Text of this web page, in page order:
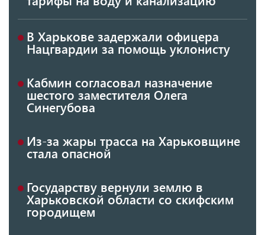
В Харькове задержали офицера
Нацгвардии за помощь уклонисту
Кабмин согласовал назначение
шестого заместителя Олега
Синегубова
Из-за жары трасса на Харьковщине
стала опасной
Государству вернули землю в
Харьковской области со скифским
городищем